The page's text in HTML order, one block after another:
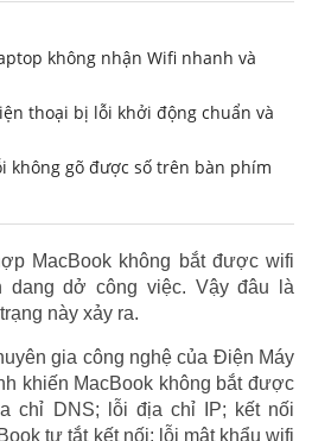
không nhận Wifi nhanh và
thoại bị lỗi khởi động chuẩn và
không gõ được số trên bàn phím
MacBook không bắt được wifi
dang dở công việc. Vậy đâu là
này xảy ra.
gia công nghệ của Điện Máy
khiến MacBook không bắt được
chỉ DNS; lỗi địa chỉ IP; kết nối
tự tắt kết nối; lỗi mật khẩu wifi